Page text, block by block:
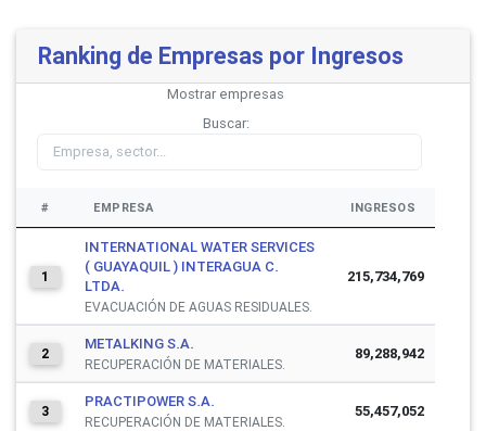
Ranking de Empresas por Ingresos
Mostrar empresas
Buscar:
# EMPRESA INGRESOS
1
INTERNATIONAL WATER SERVICES
( GUAYAQUIL ) INTERAGUA C.
LTDA.
EVACUACIÓN DE AGUAS RESIDUALES.
215,734,769
2
METALKING S.A.
RECUPERACIÓN DE MATERIALES.
89,288,942
3
PRACTIPOWER S.A.
RECUPERACIÓN DE MATERIALES.
55,457,052